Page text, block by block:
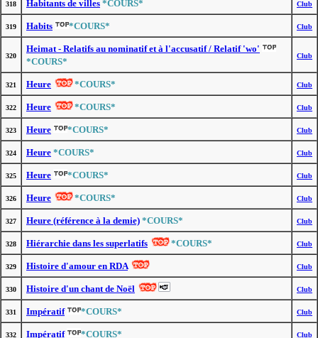
318 Habitants de villes *COURS* Club
319 Habits *COURS* Club
320
Heimat - Relatifs au nominatif et à l'accusatif / Relatif 'wo'
*COURS*
Club
321 Heure *COURS* Club
322 Heure *COURS* Club
323 Heure *COURS* Club
324 Heure *COURS* Club
325 Heure *COURS* Club
326 Heure *COURS* Club
327 Heure (référence à la demie) *COURS* Club
328 Hiérarchie dans les superlatifs *COURS* Club
329 Histoire d'amour en RDA Club
330 Histoire d'un chant de Noël Club
331 Impératif *COURS* Club
332 Impératif *COURS* Club